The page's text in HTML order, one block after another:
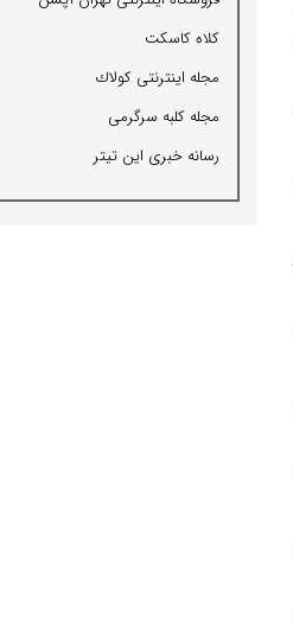
كلاه كاسكت
مجله اینترنتی كولاك
مجله كلبه سرگرمی
رسانه خبری این تیتر